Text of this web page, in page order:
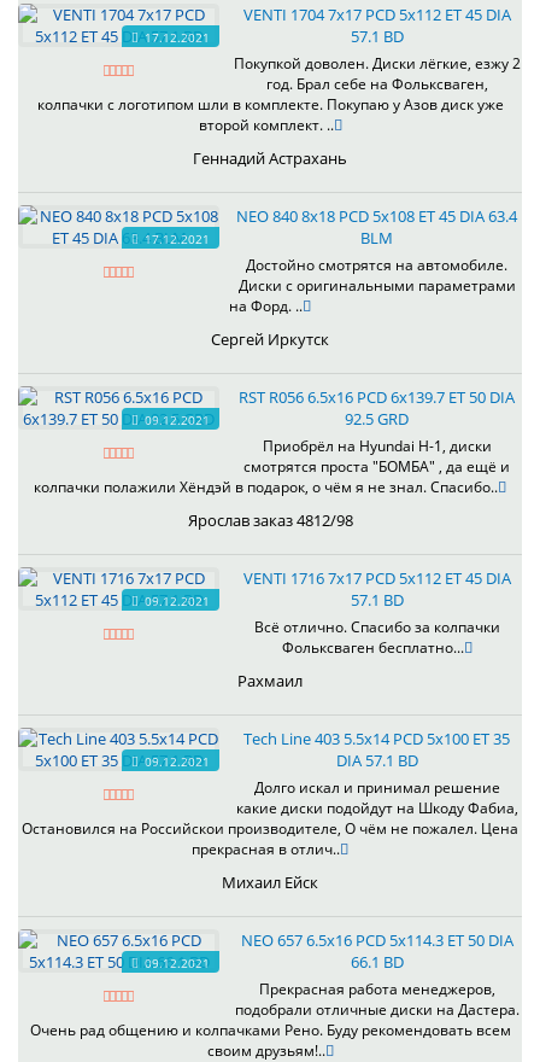
17.12.2021
VENTI 1704 7x17 PCD 5x112 ET 45 DIA
57.1 BD
Покупкой доволен. Диски лёгкие, езжу 2
год. Брал себе на Фольксваген,
колпачки с логотипом шли в комплекте. Покупаю у Азов диск уже
второй комплект. ..
Геннадий Астрахань
17.12.2021
NEO 840 8x18 PCD 5x108 ET 45 DIA 63.4
BLM
Достойно смотрятся на автомобиле.
Диски с оригинальными параметрами
на Форд. ..
Сергей Иркутск
09.12.2021
RST R056 6.5x16 PCD 6x139.7 ET 50 DIA
92.5 GRD
Приобрёл на Hyundai H-1, диски
смотрятся проста "БОМБА" , да ещё и
колпачки полажили Хёндэй в подарок, о чём я не знал. Спасибо..
Ярослав заказ 4812/98
09.12.2021
VENTI 1716 7x17 PCD 5x112 ET 45 DIA
57.1 BD
Всё отлично. Спасибо за колпачки
Фольксваген бесплатно...
Рахмаил
09.12.2021
Tech Line 403 5.5x14 PCD 5x100 ET 35
DIA 57.1 BD
Долго искал и принимал решение
какие диски подойдут на Шкоду Фабиа,
Остановился на Российскои производителе, О чём не пожалел. Цена
прекрасная в отлич..
Михаил Ейск
09.12.2021
NEO 657 6.5x16 PCD 5x114.3 ET 50 DIA
66.1 BD
Прекрасная работа менеджеров,
подобрали отличные диски на Дастера.
Очень рад общению и колпачками Рено. Буду рекомендовать всем
своим друзьям!..